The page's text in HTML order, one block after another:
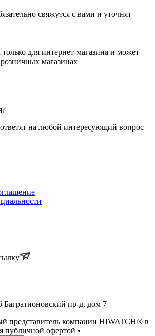
свяжутся с вами и уточнят
для интернет-магазина и может
магазинах
на любой интересующий вопрос
Багратионовский пр-д, дом 7
представитель компании HIWATCH® в
публичной офертой •